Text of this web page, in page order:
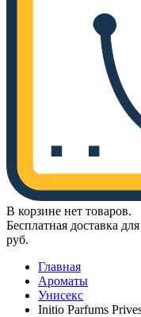
В корзине нет товаров.
Бесплатная доставка
руб.
Главная
Ароматы
Унисекс
Initio Parfums